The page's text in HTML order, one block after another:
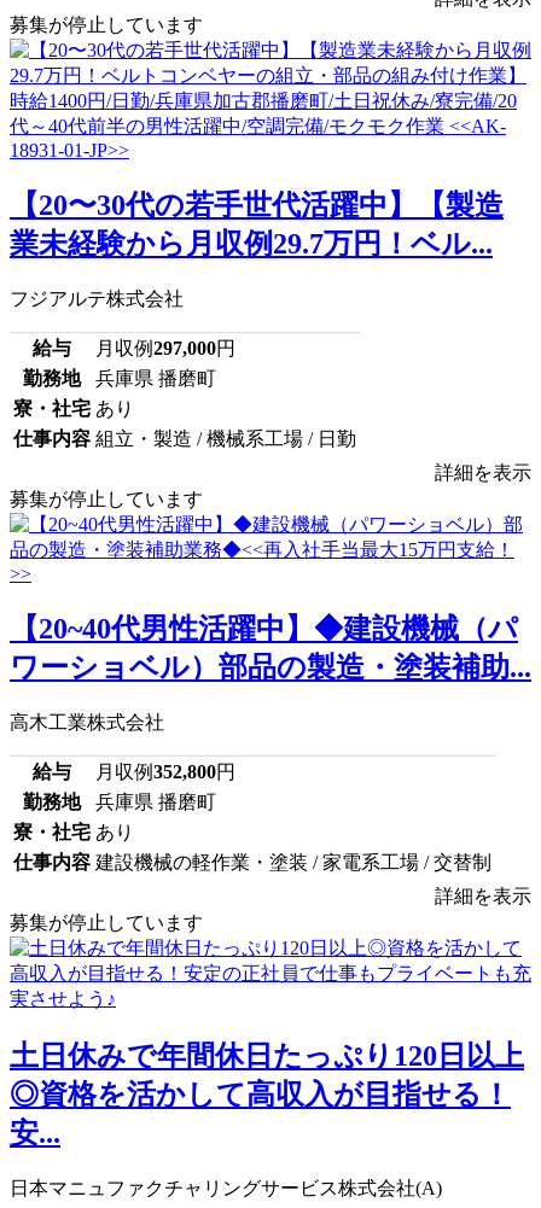
募集が停止しています
【20〜30代の若手世代活躍中】【製造
業未経験から月収例29.7万円！ベル...
フジアルテ株式会社
給与 月収例297,000円
勤務地
兵庫県 播磨町
寮・社宅 あり
仕事内容 組立・製造 / 機械系工場 / 日勤
詳細を表示
募集が停止しています
【20~40代男性活躍中】◆建設機械（パ
ワーショベル）部品の製造・塗装補助...
高木工業株式会社
給与 月収例352,800円
勤務地
兵庫県 播磨町
寮・社宅 あり
仕事内容 建設機械の軽作業・塗装 / 家電系工場 / 交替制
詳細を表示
募集が停止しています
土日休みで年間休日たっぷり120日以上
◎資格を活かして高収入が目指せる！
安...
日本マニュファクチャリングサービス株式会社(A)